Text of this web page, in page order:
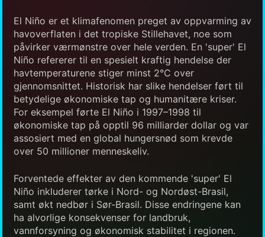
El Niño er et klimafenomen preget av oppvarming av
havoverflaten i det tropiske Stillehavet, noe som
påvirker værmønstre over hele verden. En 'super' El
Niño refererer til en spesielt kraftig hendelse der
havtemperaturene stiger minst 2°C over
gjennomsnittet. Historisk har slike hendelser ført til
betydelige økonomiske tap og humanitære kriser.
For eksempel førte El Niño i 1997–1998 til
økonomiske tap på opptil 96 milliarder dollar og var
assosiert med en global hungersnød som krevde
over 50 millioner menneskeliv.
Forventede effekter av den kommende 'super' El
Niño inkluderer tørke i Nord- og Nordøst-Brasil,
samt økt nedbør i Sør-Brasil. Disse endringene kan
ha alvorlige konsekvenser for landbruk,
vannforsyning og økonomisk stabilitet i regionen.